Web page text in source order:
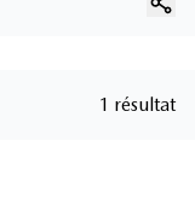
1 résultat